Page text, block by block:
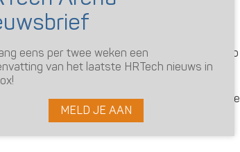
van organisaties waar de interne
dankzij de inzet van
was voor Schneider Electric
op basis van hetGloat
-platform. Daarop
interesses en ambities
voor interne vacatures, korte opdrachten,
voorheen minimaal drie jaar in één functie
van teamleden konden blokkeren, is
de meer dan 128.000 interne talenten.
eens per twee weken een
van het laatste HRTech nieuws in
MELD JE AAN